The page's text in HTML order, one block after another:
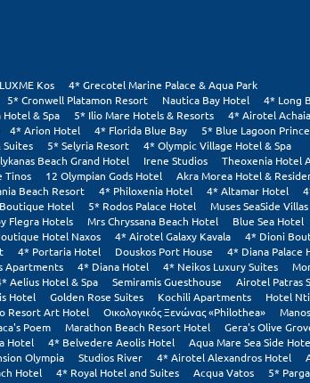
Kos
4* Grecotel Marine Palace & Aqua Park
5* Cronwell Platamon Resort Nautica Bay Hotel
4* Long
& Spa 5* Ilio Mare Hotels & Resorts
4* Airotel
4* Arion Hotel 4* Florida Blue Bay
5* Blue Lagoon
Suites 5* Selyria Resort
4* Olympic Village Hotel & Spa
Beach Grand Hotel Irene Studios
Theoxenia Hotel
Tinos 12 Olympian Gods Hotel
Akra Morea Hotel &
Beach Resort 4* Philoxenia Hotel 4* Altamar Hotel
Hotel 5* Rodos Palace Hotel Muses SeaSide Villas
Flegra Hotels Mrs Chryssana Beach Hotel
Blue Sea Hotel
Hotel Naxos 4* Airotel Galaxy Kavala
4* Dioni
4* Portaria Hotel Douskos Port House
4* Diana Palace
Apartments 4* Diana Hotel 4* Neikos Luxury Suites
Aelius Hotel & Spa Semiramis Guesthouse
Airotel Patras
Hotel Golden Rose Suites Kochili Apartments
Hotel
Resort Art Hotel Οικολογικός Ξενώνας «Philothea»
Poem Marathon Beach Resort Hotel
Gera's Olive
Hotel 4* Belvedere Aeolis Hotel Aqua Mare Sea Side
Olympia Studios River 4* Airotel Alexandros Hotel
Hotel 4* Royal Hotel and Suites Acqua Vatos
5*